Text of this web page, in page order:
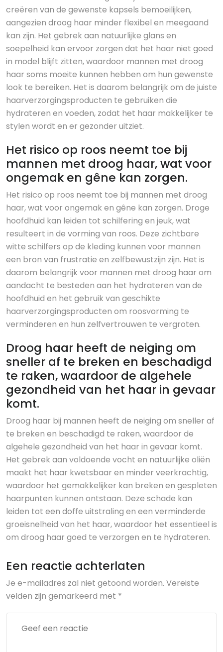
creëren van de gewenste kapsels bemoeilijken,
aangezien droog haar minder flexibel en meegaand
kan zijn. Het gebrek aan natuurlijke glans en
soepelheid kan ervoor zorgen dat het haar niet goed
in model blijft zitten, waardoor mannen met droog
haar soms moeite kunnen hebben om hun gewenste
look te bereiken. Het is daarom belangrijk om de juiste
haarverzorgingsproducten te gebruiken die
hydrateren en voeden, zodat het haar makkelijker te
stylen wordt en er gezonder uitziet.
Het risico op roos neemt toe bij
mannen met droog haar, wat voor
ongemak en gêne kan zorgen.
Het risico op roos neemt toe bij mannen met droog
haar, wat voor ongemak en gêne kan zorgen. Droge
hoofdhuid kan leiden tot schilfering en jeuk, wat
resulteert in de vorming van roos. Deze zichtbare
witte schilfers op de kleding kunnen voor mannen
een bron van frustratie en zelfbewustzijn zijn. Het is
daarom belangrijk voor mannen met droog haar om
aandacht te besteden aan het hydrateren van de
hoofdhuid en het gebruik van geschikte
haarverzorgingsproducten om roosvorming te
verminderen en hun zelfvertrouwen te vergroten.
Droog haar heeft de neiging om
sneller af te breken en beschadigd
te raken, waardoor de algehele
gezondheid van het haar in gevaar
komt.
Droog haar bij mannen heeft de neiging om sneller af
te breken en beschadigd te raken, waardoor de
algehele gezondheid van het haar in gevaar komt.
Het gebrek aan voldoende vocht en natuurlijke oliën
maakt het haar kwetsbaar en minder veerkrachtig,
waardoor het gemakkelijker kan breken en gespleten
haarpunten kunnen ontstaan. Deze schade kan
leiden tot een doffe uitstraling en een verminderde
groeisnelheid van het haar, waardoor het essentieel is
om droog haar goed te verzorgen en te hydrateren.
Een reactie achterlaten
Je e-mailadres zal niet getoond worden. Vereiste
velden zijn gemarkeerd met *